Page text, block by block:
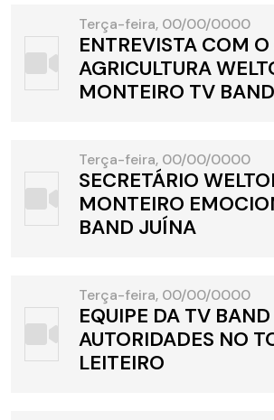
Terça-feira, 00/00/0000
ENTREVISTA COM O
AGRICULTURA
MONTEIRO TV
Terça-feira, 00/00/0000
SECRETÁRIO
MONTEIRO
BAND JUÍNA
Terça-feira, 00/00/0000
EQUIPE DA TV
AUTORIDADES NO
LEITEIRO